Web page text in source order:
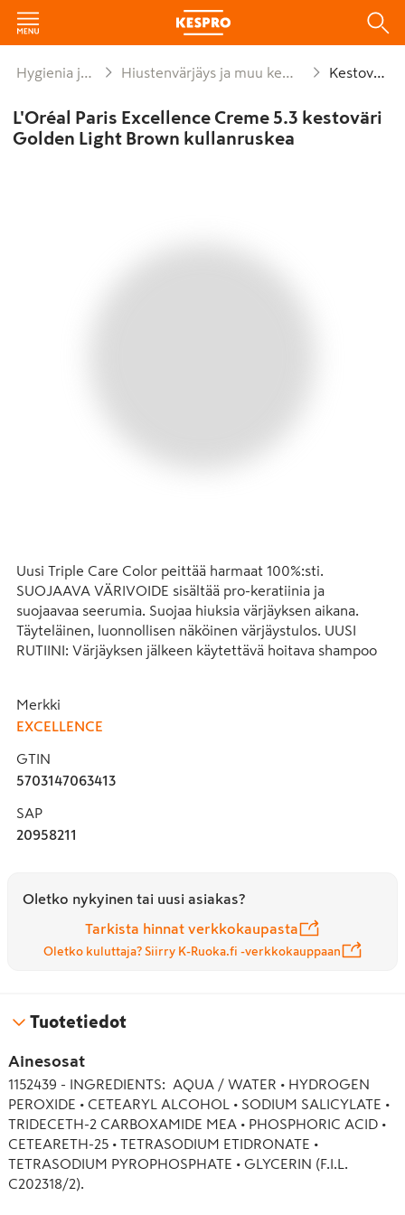
Hygienia ja siivous Hiustenvärjäys ja muu kemiallinen käsitt Kestovärit
L'Oréal Paris Excellence Creme 5.3 kestoväri
Golden Light Brown kullanruskea
Uusi Triple Care Color peittää harmaat 100%:sti.
SUOJAAVA VÄRIVOIDE sisältää pro-keratiinia ja
suojaavaa seerumia. Suojaa hiuksia värjäyksen aikana.
Täyteläinen, luonnollisen näköinen värjäystulos. UUSI
RUTIINI: Värjäyksen jälkeen käytettävä hoitava shampoo
sisältää keramideja. Kevyt koostumus, joka ravitsee
hiuksia pitkäkestoisesti niitä latistamatta. Silottaa hiuksia
pakkauksen käyttöohjeita.
Merkki
EXCELLENCE
GTIN
5703147063413
SAP
20958211
Oletko nykyinen tai uusi asiakas?
Tarkista hinnat verkkokaupasta
Oletko kuluttaja? Siirry K-Ruoka.fi -verkkokauppaan
Tuotetiedot
Ainesosat
1152439 - INGREDIENTS:  AQUA / WATER • HYDROGEN
PEROXIDE • CETEARYL ALCOHOL • SODIUM SALICYLATE •
TRIDECETH-2 CARBOXAMIDE MEA • PHOSPHORIC ACID •
CETEARETH-25 • TETRASODIUM ETIDRONATE •
TETRASODIUM PYROPHOSPHATE • GLYCERIN (F.I.L.
C202318/2).